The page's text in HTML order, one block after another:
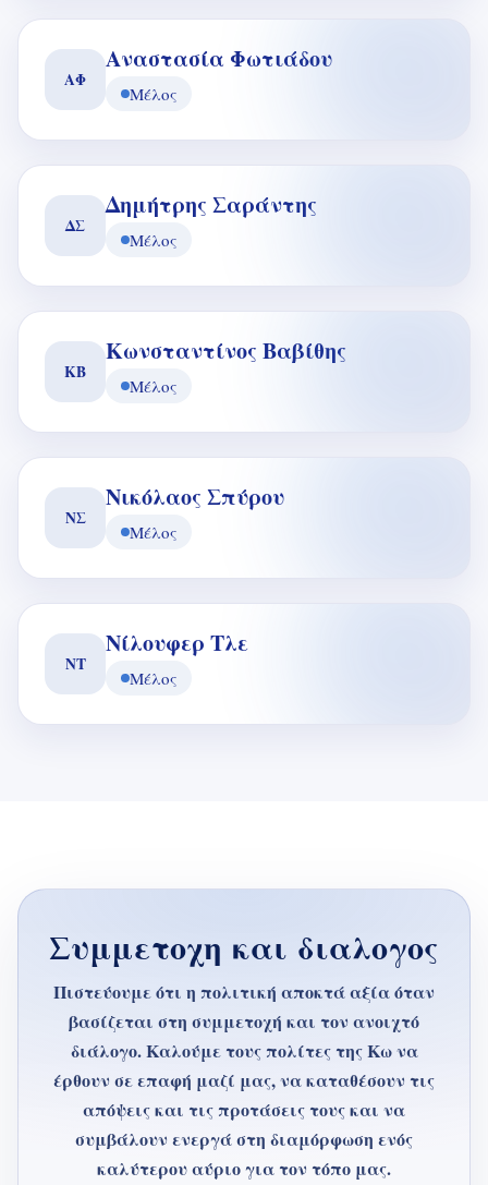
ΑΦ
Αναστασία Φωτιάδου
Μέλος
ΔΣ
Δημήτρης Σαράντης
Μέλος
ΚΒ
Κωνσταντίνος Βαβίθης
Μέλος
ΝΣ
Νικόλαος Σπύρου
Μέλος
ΝΤ
Νίλουφερ Τλε
Μέλος
Συμμετοχη και διαλογος
Πιστεύουμε ότι η πολιτική αποκτά αξία όταν
βασίζεται στη συμμετοχή και τον ανοιχτό
διάλογο. Καλούμε τους πολίτες της Κω να
έρθουν σε επαφή μαζί μας, να καταθέσουν τις
απόψεις και τις προτάσεις τους και να
συμβάλουν ενεργά στη διαμόρφωση ενός
καλύτερου αύριο για τον τόπο μας.